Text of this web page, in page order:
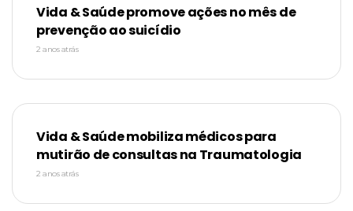
Vida & Saúde promove ações no mês de
prevenção ao suicídio
2 anos atrás
Vida & Saúde mobiliza médicos para
mutirão de consultas na Traumatologia
2 anos atrás